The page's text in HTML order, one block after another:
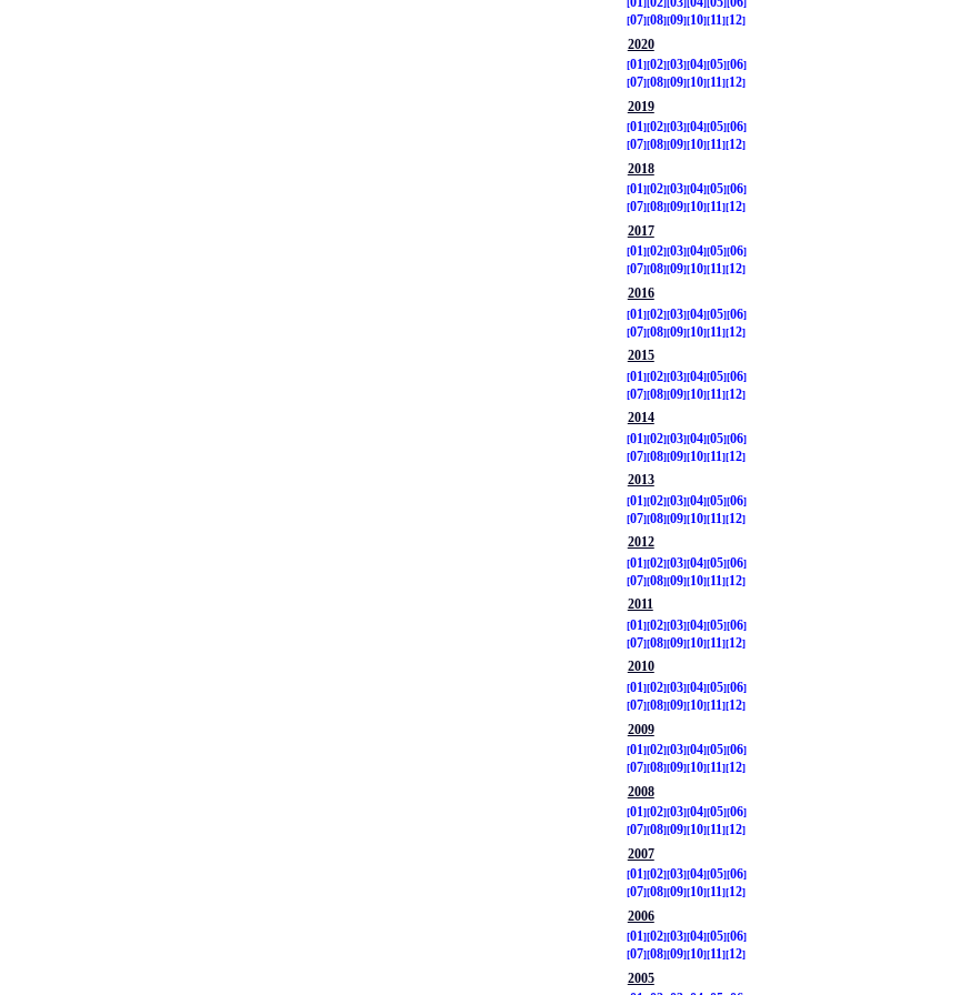
07 08 09 10 11
12
2020
01
02 03 04 05 06
07 08 09 10 11
12
2019
01
02 03 04 05 06
07 08 09 10 11
12
2018
01 02 03 04 05 06
07 08 09 10 11 12
2017
01 02 03 04 05 06
07 08 09 10 11 12
2016
01
02 03 04 05 06
07 08 09 10 11
12
2015
01
02 03 04 05 06
07 08 09 10 11
12
2014
01
02 03 04 05 06
07 08 09 10 11
12
2013
01
02 03 04 05 06
07 08 09 10 11
12
2012
01
02 03 04 05 06
07 08 09 10 11
12
2011
01
02 03 04 05 06
07 08 09 10 11
12
2010
01
02 03 04 05 06
07 08 09 10 11
12
2009
01
02 03 04 05 06
07 08 09 10 11
12
2008
01
02 03 04 05 06
07 08 09 10 11
12
2007
01
02 03 04 05 06
07 08 09 10 11
12
2006
01
02 03 04 05 06
07 08 09 10 11
12
2005